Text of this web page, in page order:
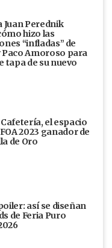
Juan Perednik
hizo las
“infladas” de
Paco Amoroso para
tapa de su nuevo
Cafetería, el espacio
2023 ganador de
de Oro
así se diseñan
de Feria Puro